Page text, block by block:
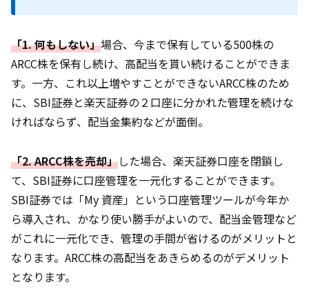
「1. 何もしない」場合、今まで保有している500株の
ARCC株を保有し続け、高配当を貰い続けることができま
す。一方、これ以上増やすことができないARCC株のため
に、SBI証券と楽天証券の２口座に分かれた管理を続けな
ければならず、配当金集約などが面倒。
「2. ARCC株を売却」した場合、楽天証券口座を閉鎖し
て、SBI証券に口座管理を一元化することができます。
SBI証券では「My 資産」という口座管理ツールが今年か
ら導入され、かなり使い勝手がよいので、配当金管理など
がこれに一元化でき、管理の手間が省けるのがメリットと
なります。ARCC株の高配当をあきらめるのがデメリット
となります。